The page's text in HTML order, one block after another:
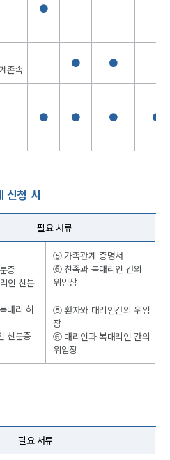
●
존속
● ●
● ● ● ●
신청 시
필요 서류
증
인 신분
대리 허
신분증
⑤ 가족관계 증명서
⑥ 친족과 복대리인 간의
위임장
⑤ 환자와 대리인간의 위임
장
⑥ 대리인과 복대리인 간의
위임장
필요 서류